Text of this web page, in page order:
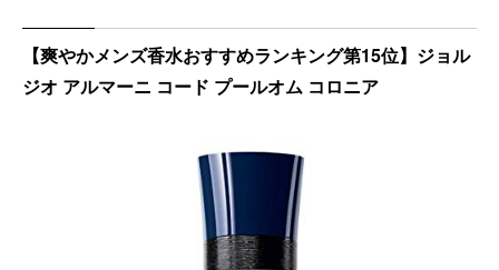
【爽やかメンズ香水おすすめランキング第15位】ジョル
ジオ アルマーニ コード プールオム コロニア